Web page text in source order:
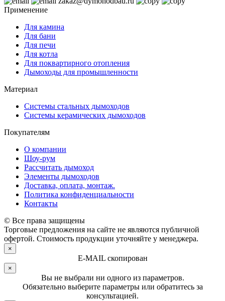
Применение
Для камина
Для бани
Для печи
Для котла
Для поквартирного отопления
Дымоходы для промышленности
Материал
Системы стальных дымоходов
Системы керамических дымоходов
Покупателям
О компании
Шоу-рум
Рассчитать дымоход
Элементы дымоходов
Доставка, оплата, монтаж.
Политика конфиденциальности
Контакты
© Все права защищены
Торговые предложения на сайте не являются публичной
офертой. Стоимость продукции уточняйте у менеджера.
×
E-MAIL скопирован
×
Вы не выбрали ни одного из параметров.
Обязательно выберите параметры или обратитесь за
консультацией.